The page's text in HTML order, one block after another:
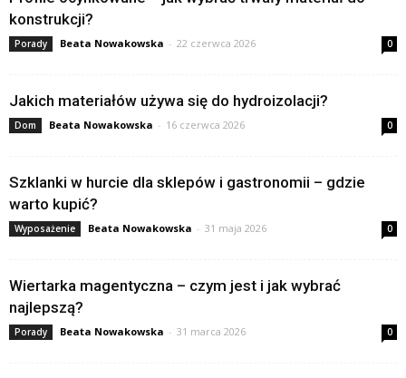
konstrukcji?
Porady Beata Nowakowska - 22 czerwca 2026 0
Jakich materiałów używa się do hydroizolacji?
Dom Beata Nowakowska - 16 czerwca 2026 0
Szklanki w hurcie dla sklepów i gastronomii – gdzie
warto kupić?
Wyposażenie Beata Nowakowska - 31 maja 2026 0
Wiertarka magentyczna – czym jest i jak wybrać
najlepszą?
Porady Beata Nowakowska - 31 marca 2026 0